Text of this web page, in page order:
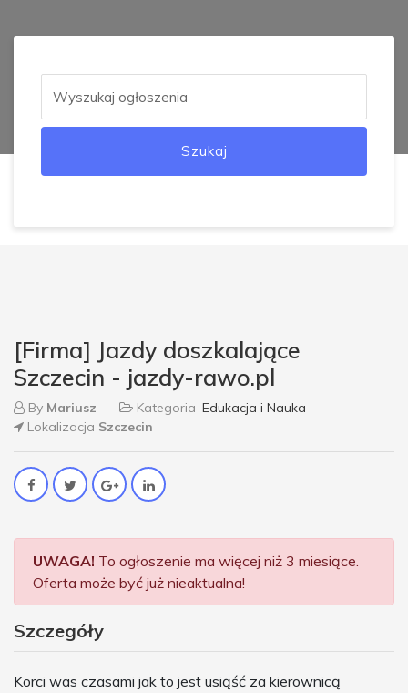
Szukaj
[Firma] Jazdy doszkalające
Szczecin - jazdy-rawo.pl
By Mariusz Kategoria Edukacja i Nauka
Lokalizacja Szczecin
UWAGA! To ogłoszenie ma więcej niż 3 miesiące.
Oferta może być już nieaktualna!
Szczegóły
Korci was czasami jak to jest usiąść za kierownicą